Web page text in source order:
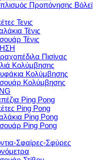
Προπόνησης Βόλεϊ
Τενις
Τένις
Τένις
Πισίνας
Κολύμβησης
Κολύμβησης
Κολύμβησης
Ping Pong
Ping Pong
Ping Pong
Ping Pong
Σφαίρες-Σφύρες